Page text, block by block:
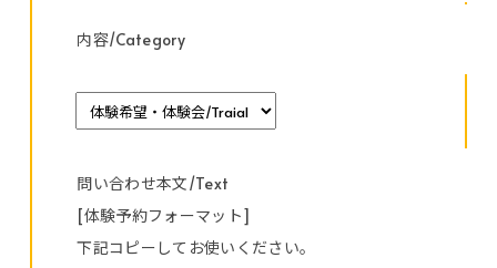
内容/Category
問い合わせ本文/Text
[体験予約フォーマット]
下記コピーしてお使いください。